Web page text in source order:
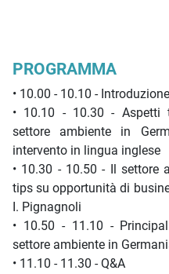
PROGRAMMA
• 10.00 - 10.10 -
• 10.10 - 10.30 - Aspetti
settore ambiente in
intervento in lingua inglese
• 10.30 - 10.50 - Il settore
tips su opportunità di
I. Pignagnoli
• 10.50 - 11.10 -
settore ambiente in
• 11.10 - 11.30 - Q&A